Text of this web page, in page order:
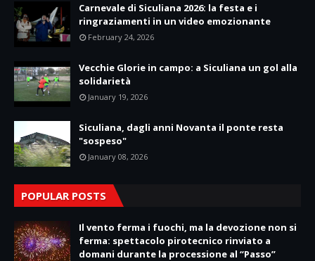
Carnevale di Siculiana 2026: la festa e i
ringraziamenti in un video emozionante
February 24, 2026
Vecchie Glorie in campo: a Siculiana un gol alla
solidarietà
January 19, 2026
Siculiana, dagli anni Novanta il ponte resta
"sospeso"
January 08, 2026
POPULAR POSTS
Il vento ferma i fuochi, ma la devozione non si
ferma: spettacolo pirotecnico rinviato a
domani durante la processione al “Passo”